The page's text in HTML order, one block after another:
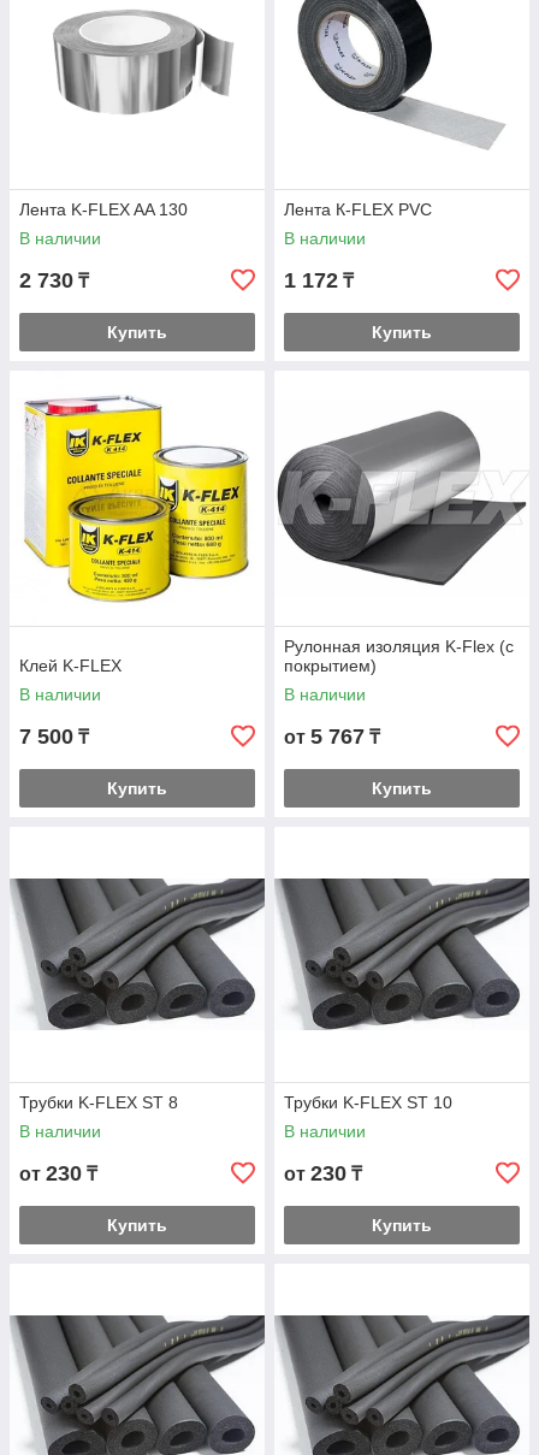
Лента K-FLEX AA 130
В наличии
2 730 ₸
Купить
Лента К-FLEX PVC
В наличии
1 172 ₸
Купить
Клей K-FLEX
В наличии
7 500 ₸
Купить
Рулонная изоляция K-Flex (с
покрытием)
В наличии
от 5 767 ₸
Купить
Трубки K-FLEX ST 8
В наличии
от 230 ₸
Купить
Трубки K-FLEX ST 10
В наличии
от 230 ₸
Купить